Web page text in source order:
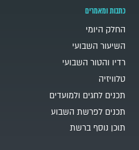
כתבות ומאמרים
החלק היומי
השיעור השבועי
רדיו והטור השבועי
טלוויזיה
תכנים לחגים ולמועדים
תכנים לפרשת השבוע
תוכן נוסף ברשת